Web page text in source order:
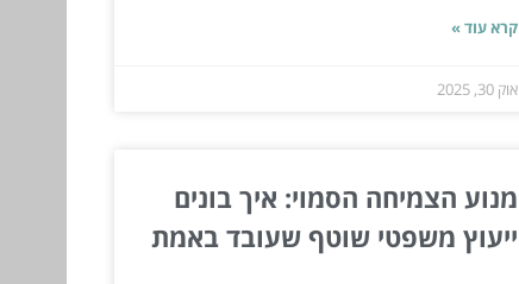
קרא עוד »
אוק 30, 2025
מנוע הצמיחה הסמוי: איך בונים
ייעוץ משפטי שוטף שעובד באמת